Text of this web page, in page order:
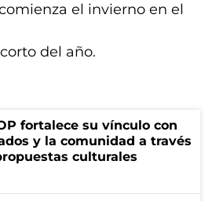
el invierno en el
del año.
fortalece su vínculo con
y la comunidad a través
culturales